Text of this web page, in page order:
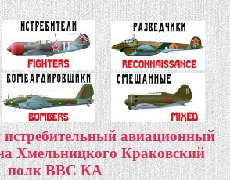
истребительный авиационный
Хмельницкого Краковский
полк ВВС КА